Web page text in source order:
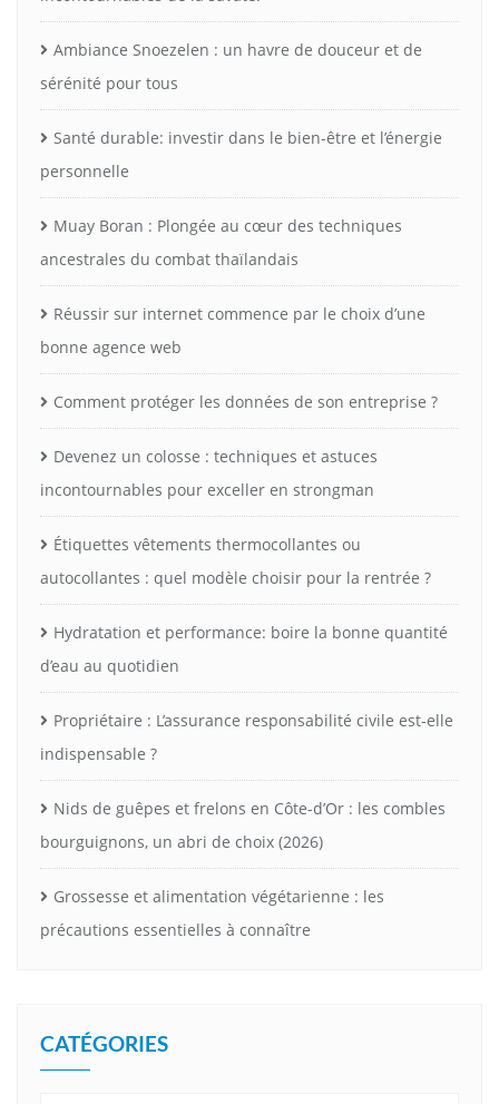
Ambiance Snoezelen : un havre de douceur et de
sérénité pour tous
Santé durable: investir dans le bien-être et l’énergie
personnelle
Muay Boran : Plongée au cœur des techniques
ancestrales du combat thaïlandais
Réussir sur internet commence par le choix d’une
bonne agence web
Comment protéger les données de son entreprise ?
Devenez un colosse : techniques et astuces
incontournables pour exceller en strongman
Étiquettes vêtements thermocollantes ou
autocollantes : quel modèle choisir pour la rentrée ?
Hydratation et performance: boire la bonne quantité
d’eau au quotidien
Propriétaire : L’assurance responsabilité civile est-elle
indispensable ?
Nids de guêpes et frelons en Côte-d’Or : les combles
bourguignons, un abri de choix (2026)
Grossesse et alimentation végétarienne : les
précautions essentielles à connaître
CATÉGORIES